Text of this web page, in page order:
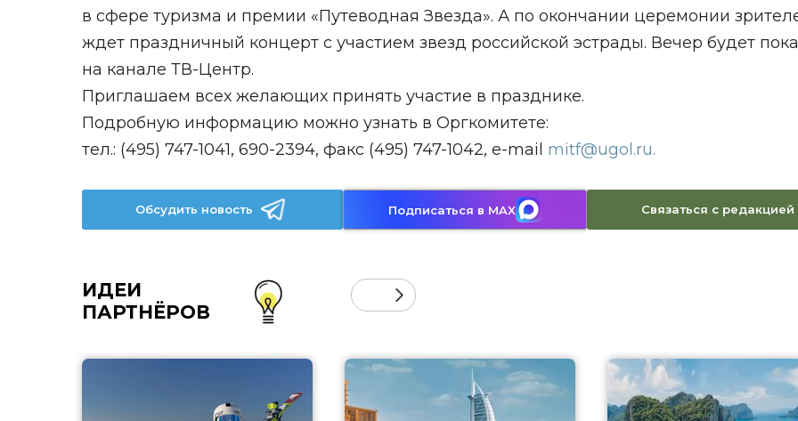
в сфере туризма и премии «Путеводная Звезда». А по окончании церемонии
ждет праздничный концерт с участием звезд российской эстрады. Вечер будет
на канале ТВ-Центр.
Приглашаем всех желающих принять участие в празднике.
Подробную информацию можно узнать в Оргкомитете:
тел.: (495) 747-1041, 690-2394, факс (495) 747-1042, e-mail mitf@ugol.ru.
Обсудить новость Подписаться в MAX Связаться с редакцией
ИДЕИ
ПАРТНЁРОВ